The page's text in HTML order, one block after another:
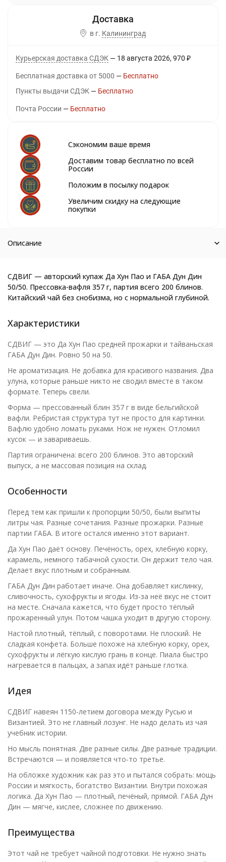
в г. Калининград
Курьерская доставка СДЭК 18 августа 2026 970 ₽
Бесплатная доставка от 5000
Бесплатно
Пункты выдачи СДЭК
Бесплатно
Почта России Бесплатно
Сэкономим ваше время
Доставим товар бесплатно по всей
России
Положим в посылку подарок
Увеличим скидку на следующие
покупки
Описание
СДВИГ — авторский купаж Да Хун Пао и ГАБА Дун Дин
50/50. Прессовка-вафля 357 г, партия всего 200 блинов.
Китайский чай без снобизма, но с нормальной глубиной.
Характеристики
СДВИГ — это Да Хун Пао средней прожарки и тайваньская
ГАБА Дун Дин. Ровно 50 на 50.
Не ароматизация. Не добавка для красивого названия. Два
улуна, которые раньше никто не сводил вместе в таком
формате. Теперь свели.
Форма — прессованный блин 357 г в виде бельгийской
вафли. Ребристая структура тут не просто для картинки.
Вафлю удобно ломать руками. Нож не нужен. Отломил
кусок — и завариваешь.
Партия ограничена: всего 200 блинов. Это авторский
выпуск, а не массовая позиция на склад.
Особенности
Перед тем как пришли к пропорции 50/50, были выпиты
литры чая. Разные сочетания. Разные прожарки. Разные
партии ГАБА. В итоге остался именно этот вариант.
Да Хун Пао даёт основу. Печёность, орех, хлебную корку,
карамель, немного табачной сухости. Он держит тело чая.
Делает вкус плотным и собранным.
ГАБА Дун Дин работает иначе. Она добавляет кислинку,
сливочность, сухофрукты и ягоды. Из-за неё вкус не стоит
на месте. Сначала кажется, что будет просто тёплый
прожаренный улун. Потом чашка уходит в другую сторону.
Настой плотный, тёплый, с поворотами. Не плоский. Не
сладкая конфета. Больше похоже на хлебную корку, орех,
сухофрукты и лёгкую кислую грань в конце. Пиала быстро
нагревается в пальцах, а запах идёт раньше глотка.
Идея
СДВИГ навеян 1150-летием договора между Русью и
Византией. Это не главный лозунг. Не надо делать из чая
учебник истории.
Но мысль понятная. Две разные силы. Две разные традиции.
Встречаются — и появляется что-то третье.
На обложке художник как раз это и пытался собрать: мощь
России и мягкость, богатство Византии. Внутри похожая
логика. Да Хун Пао — плотный, печёный, прямой. ГАБА Дун
Дин — мягче, кислее, сложнее по движению.
Преимущества
Этот чай не требует чайной подготовки. Не нужно знать